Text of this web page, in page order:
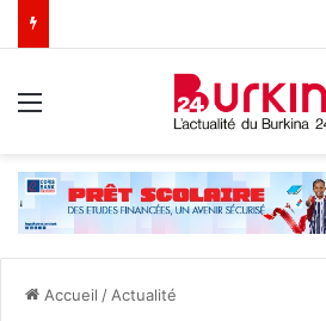
Accueil / Actualité